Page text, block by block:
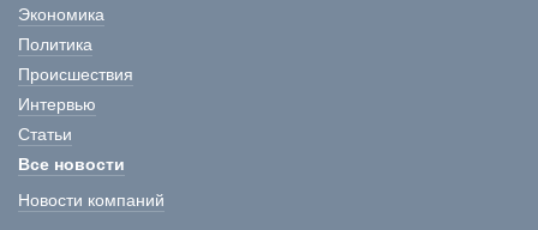
Экономика
Политика
Происшествия
Интервью
Статьи
Все новости
Новости компаний